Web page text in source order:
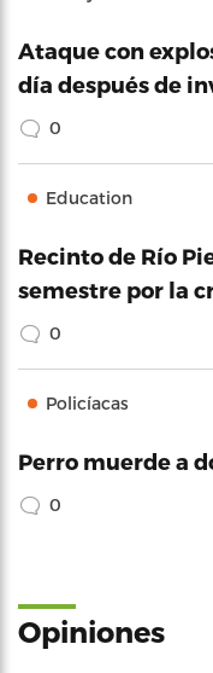
Ataque con
día después de
0
Education
Recinto de Río
semestre por la
0
Policíacas
Perro muerde a
0
Opiniones